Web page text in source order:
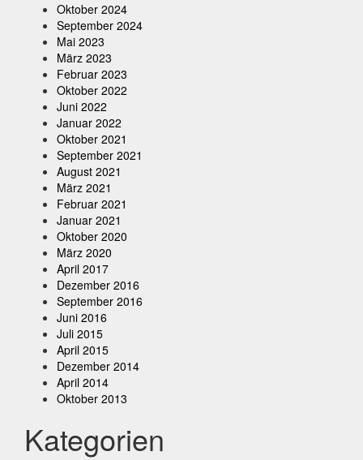
Oktober 2024
September 2024
Mai 2023
März 2023
Februar 2023
Oktober 2022
Juni 2022
Januar 2022
Oktober 2021
September 2021
August 2021
März 2021
Februar 2021
Januar 2021
Oktober 2020
März 2020
April 2017
Dezember 2016
September 2016
Juni 2016
Juli 2015
April 2015
Dezember 2014
April 2014
Oktober 2013
Kategorien